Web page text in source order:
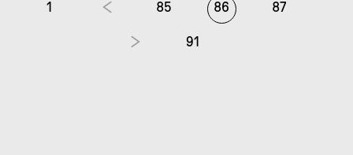
1 85 86 87
91